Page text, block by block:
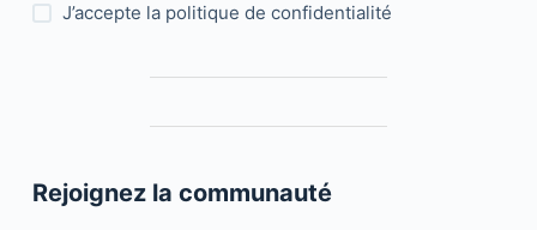
J’accepte la politique de confidentialité
Rejoignez la communauté